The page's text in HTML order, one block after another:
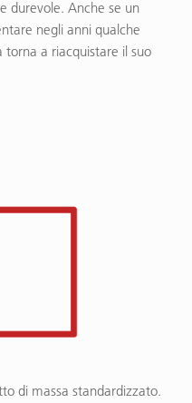
durevole. Anche se un
negli anni qualche
a riacquistare il suo
di massa standardizzato.